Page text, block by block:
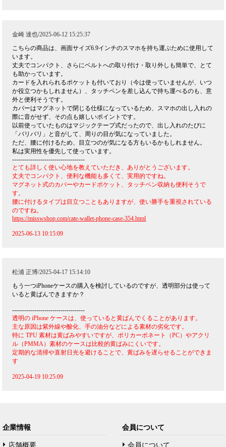
金崎 達也/2025-06-12 15:25:37
こちらの商品は、画面サイズ6.9インチのスマホを持ち運ぶために使用して
います。
丈夫でコンパクト、さらにベルトへの取り付け・取り外しも簡単で、とて
も助かっています。
カードを入れられるポケットも付いており（今は使っていませんが、いつ
か役立つかもしれません）、タッチペンを差し込んで持ち運べるのも、意
外と便利そうです。
カバーはマグネットで閉じる仕様になっているため、スマホの出し入れの
際に音がせず、その点も嬉しいポイントです。
以前使っていたものはマジックテープ式だったので、出し入れのたびに
「バリバリ」と音がして、周りの目が気になっていました。
ただ、腰に付けるため、目立つのが気になる方もいるかもしれません。
私は実用性を優先して使っています。
------------------------------------
とても詳しく使い心地を教えていただき、ありがとうございます。
丈夫でコンパクト、便利な機能も多くて、実用的ですね。
マグネット式のカバーやカードポケット、タッチペン収納も便利そうで
す。
腰に付けるタイプは目立つこともありますが、使い勝手を重視されている
のですね。
https://misswshop.com/cate-wallet-phone-case-354.html
2025-06-13 10:15:09
松浦 正博/2025-04-17 15:14:10
もう一つiPhoneケースの購入を検討しているのですが、透明部分は使って
いると黄ばんできますか？
------------------------------------
透明の iPhone ケースは、使っていると黄ばんでくることがあります。
主な原因は紫外線や酸化、手の油分などによる素材の劣化です。
特に TPU 素材は黄ばみやすいですが、ポリカーボネート（PC）やアクリ
ル（PMMA）素材のケースは比較的黄ばみにくいです。
定期的な清掃や直射日光を避けることで、黄ばみを遅らせることができま
す
2025-04-19 10:25:09
企業情報
店舗概要
会員について
会員について